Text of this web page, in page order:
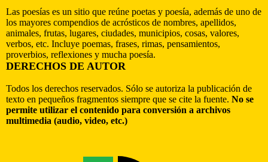
Las poesías es un sitio que reúne poetas y poesía, además de uno de
los mayores compendios de acrósticos de nombres, apellidos,
animales, frutas, lugares, ciudades, municipios, cosas, valores,
verbos, etc. Incluye poemas, frases, rimas, pensamientos,
proverbios, reflexiones y mucha poesía.
DERECHOS DE AUTOR
Todos los derechos reservados. Sólo se autoriza la publicación de
texto en pequeños fragmentos siempre que se cite la fuente. No se
permite utilizar el contenido para conversión a archivos
multimedia (audio, video, etc.)